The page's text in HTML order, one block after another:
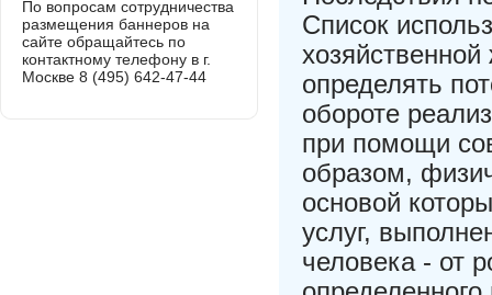
Список
определять
обороте
при помощи
образом,
основой
услуг,
человека - от
По вопросам сотрудничества
размещения баннеров на
сайте обращайтесь по
контактному телефону в г.
Москве 8 (495) 642-47-44